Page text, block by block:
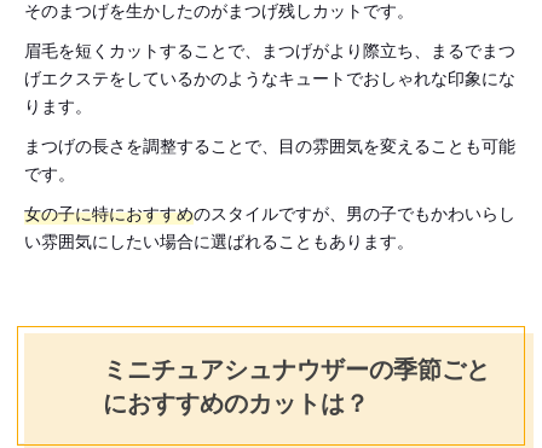
そのまつげを生かしたのがまつげ残しカットです。
眉毛を短くカットすることで、まつげがより際立ち、まるでまつ
げエクステをしているかのようなキュートでおしゃれな印象にな
ります。
まつげの長さを調整することで、目の雰囲気を変えることも可能
です。
女の子に特におすすめのスタイルですが、男の子でもかわいらし
い雰囲気にしたい場合に選ばれることもあります。
ミニチュアシュナウザーの季節ごと
におすすめのカットは？